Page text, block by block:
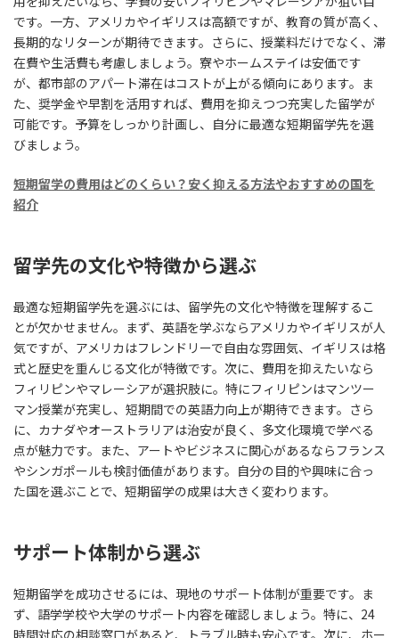
です。一方、アメリカやイギリスは高額ですが、教育の質が高く、
長期的なリターンが期待できます。さらに、授業料だけでなく、滞
在費や生活費も考慮しましょう。寮やホームステイは安価です
が、都市部のアパート滞在はコストが上がる傾向にあります。ま
た、奨学金や早割を活用すれば、費用を抑えつつ充実した留学が
可能です。予算をしっかり計画し、自分に最適な短期留学先を選
びましょう。
短期留学の費用はどのくらい？安く抑える方法やおすすめの国を
紹介
留学先の文化や特徴から選ぶ
最適な短期留学先を選ぶには、留学先の文化や特徴を理解するこ
とが欠かせません。まず、英語を学ぶならアメリカやイギリスが人
気ですが、アメリカはフレンドリーで自由な雰囲気、イギリスは格
式と歴史を重んじる文化が特徴です。次に、費用を抑えたいなら
フィリピンやマレーシアが選択肢に。特にフィリピンはマンツー
マン授業が充実し、短期間での英語力向上が期待できます。さら
に、カナダやオーストラリアは治安が良く、多文化環境で学べる
点が魅力です。また、アートやビジネスに関心があるならフランス
やシンガポールも検討価値があります。自分の目的や興味に合っ
た国を選ぶことで、短期留学の成果は大きく変わります。
サポート体制から選ぶ
短期留学を成功させるには、現地のサポート体制が重要です。ま
ず、語学学校や大学のサポート内容を確認しましょう。特に、24
時間対応の相談窓口があると、トラブル時も安心です。次に、ホー